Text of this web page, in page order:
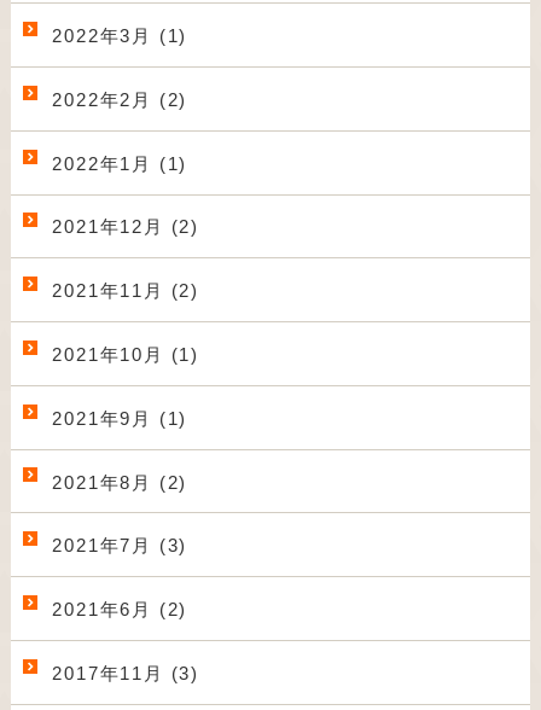
2022年3月 (1)
2022年2月 (2)
2022年1月 (1)
2021年12月 (2)
2021年11月 (2)
2021年10月 (1)
2021年9月 (1)
2021年8月 (2)
2021年7月 (3)
2021年6月 (2)
2017年11月 (3)